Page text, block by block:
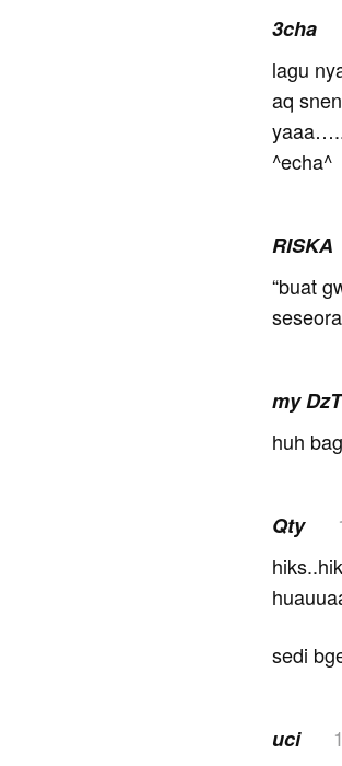
3cha
lagu
aq
^echa^
RISKA
“buat
my
huh
Qty
sedi
uci